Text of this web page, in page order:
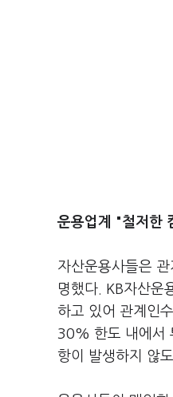
운용업계 "철저한
자산운용사들은
명했다. KB자산운
하고 있어 관계인
30% 한도 내에서
항이 발생하지 않